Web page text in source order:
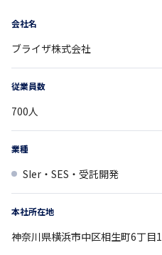
会社名
ブライザ株式会社
従業員数
700人
業種
SIer・SES・受託開発
本社所在地
神奈川県横浜市中区相生町6丁目